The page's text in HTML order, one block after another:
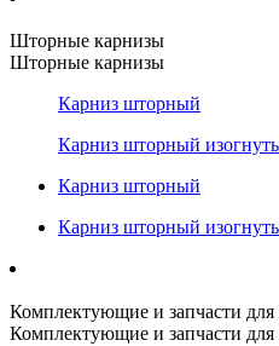
Шторные карнизы
Шторные карнизы
Карниз шторный
Карниз шторный
Карниз шторный
Карниз шторный
Комплектующие и запчасти
Комплектующие и запчасти